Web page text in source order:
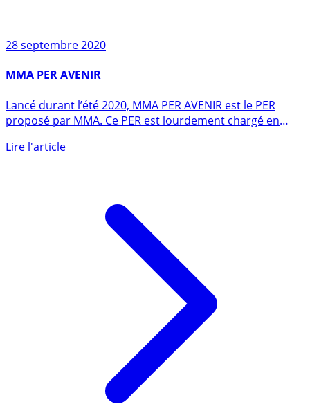
28 septembre 2020
MMA PER AVENIR
proposé par MMA. Ce PER est lourdement chargé en